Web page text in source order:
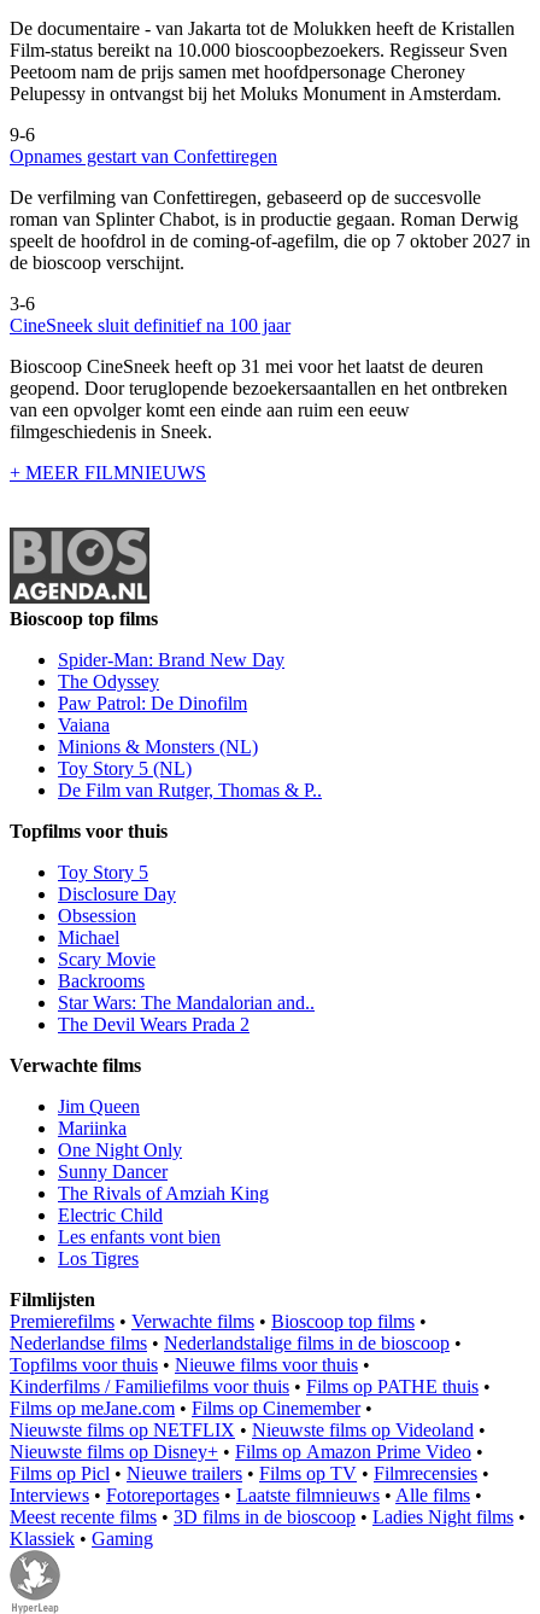
De documentaire - van Jakarta tot de Molukken heeft de Kristallen
Film-status bereikt na 10.000 bioscoopbezoekers. Regisseur Sven
Peetoom nam de prijs samen met hoofdpersonage Cheroney
Pelupessy in ontvangst bij het Moluks Monument in Amsterdam.
9-6
Opnames gestart van Confettiregen
De verfilming van Confettiregen, gebaseerd op de succesvolle
roman van Splinter Chabot, is in productie gegaan. Roman Derwig
speelt de hoofdrol in de coming-of-agefilm, die op 7 oktober 2027 in
de bioscoop verschijnt.
3-6
CineSneek sluit definitief na 100 jaar
Bioscoop CineSneek heeft op 31 mei voor het laatst de deuren
geopend. Door teruglopende bezoekersaantallen en het ontbreken
van een opvolger komt een einde aan ruim een eeuw
filmgeschiedenis in Sneek.
+ MEER FILMNIEUWS
Bioscoop top films
Spider-Man: Brand New Day
The Odyssey
Paw Patrol: De Dinofilm
Vaiana
Minions & Monsters (NL)
Toy Story 5 (NL)
De Film van Rutger, Thomas & P..
Topfilms voor thuis
Toy Story 5
Disclosure Day
Obsession
Michael
Scary Movie
Backrooms
Star Wars: The Mandalorian and..
The Devil Wears Prada 2
Verwachte films
Jim Queen
Mariinka
One Night Only
Sunny Dancer
The Rivals of Amziah King
Electric Child
Les enfants vont bien
Los Tigres
Filmlijsten
Premierefilms • Verwachte films • Bioscoop top films •
Nederlandse films • Nederlandstalige films in de bioscoop •
Topfilms voor thuis • Nieuwe films voor thuis •
Kinderfilms / Familiefilms voor thuis • Films op PATHE thuis •
Films op meJane.com • Films op Cinemember•
Nieuwste films op NETFLIX • Nieuwste films op Videoland •
Nieuwste films op Disney+ • Films op Amazon Prime Video •
Films op Picl • Nieuwe trailers • Films op TV • Filmrecensies •
Interviews • Fotoreportages • Laatste filmnieuws • Alle films •
Meest recente films • 3D films in de bioscoop • Ladies Night films •
Klassiek • Gaming